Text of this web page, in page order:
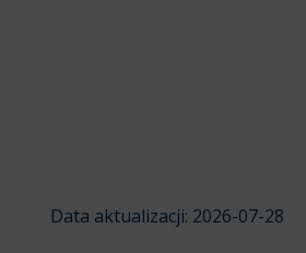
Data aktualizacji: 2026-07-28